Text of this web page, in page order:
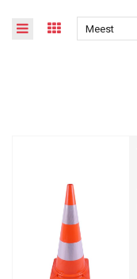
Meest